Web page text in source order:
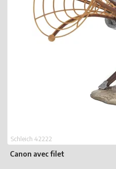
Canon avec filet
Schleich 42222